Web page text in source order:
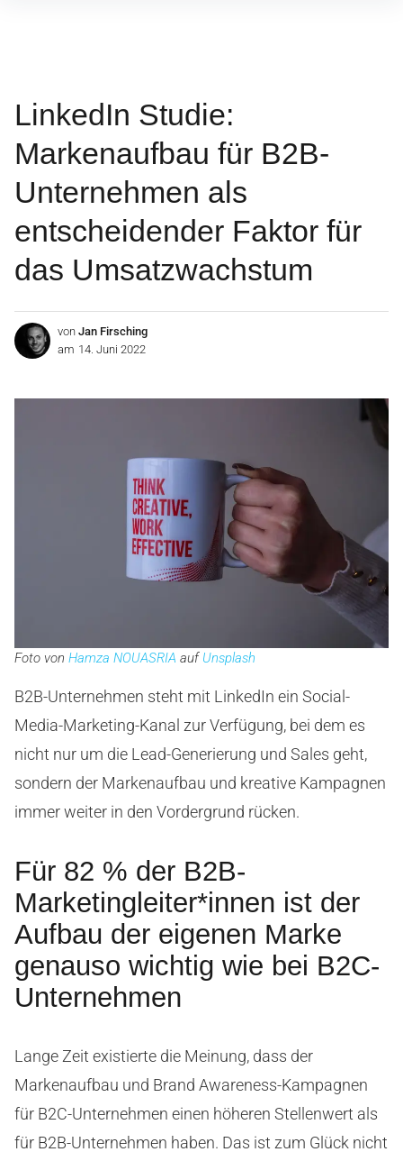
LinkedIn Studie:
Markenaufbau für B2B-
Unternehmen als
entscheidender Faktor für
das Umsatzwachstum
von Jan Firsching
am 14. Juni 2022
Foto von Hamza NOUASRIA auf Unsplash
B2B-Unternehmen steht mit LinkedIn ein Social-
Media-Marketing-Kanal zur Verfügung, bei dem es
nicht nur um die Lead-Generierung und Sales geht,
sondern der Markenaufbau und kreative Kampagnen
immer weiter in den Vordergrund rücken.
Für 82 % der B2B-
Marketingleiter*innen ist der
Aufbau der eigenen Marke
genauso wichtig wie bei B2C-
Unternehmen
Lange Zeit existierte die Meinung, dass der
Markenaufbau und Brand Awareness-Kampagnen
für B2C-Unternehmen einen höheren Stellenwert als
für B2B-Unternehmen haben. Das ist zum Glück nicht